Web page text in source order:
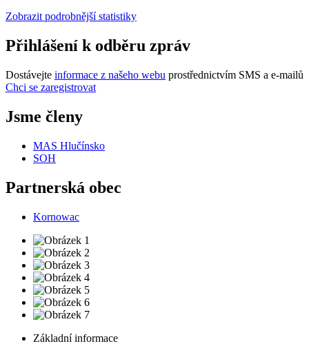
Zobrazit podrobnější statistiky
Přihlášení k odběru zpráv
Dostávejte informace z našeho webu prostřednictvím SMS a e-mailů
Chci se zaregistrovat
Jsme členy
MAS Hlučínsko
SOH
Partnerská obec
Kornowac
Základní informace